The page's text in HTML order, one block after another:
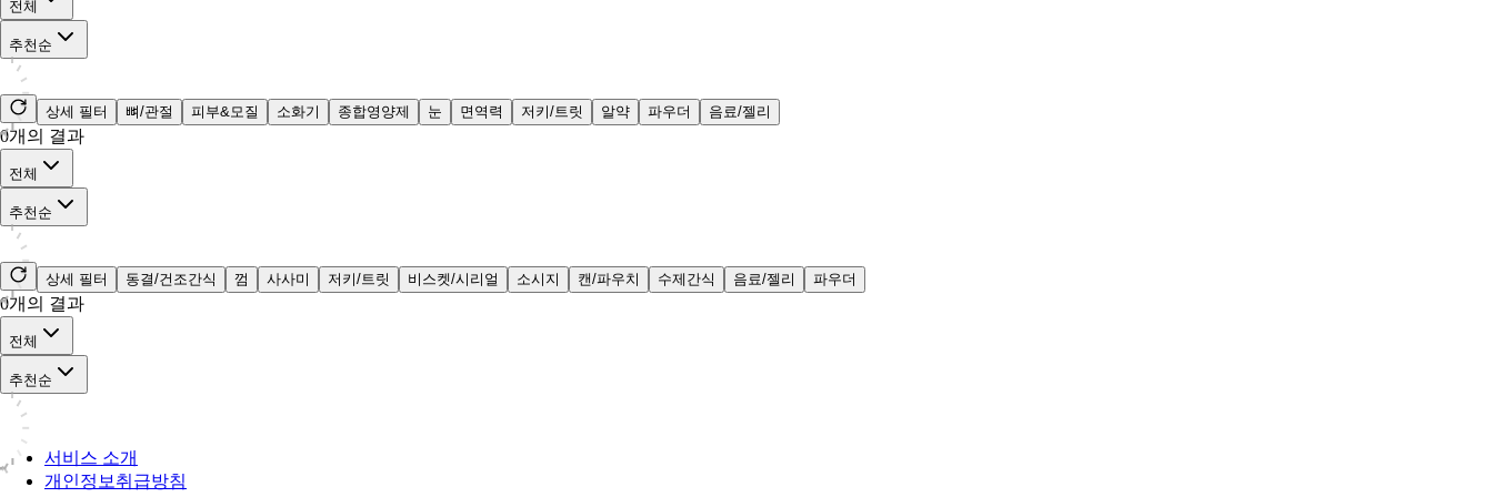
전체
추천순
상세 필터 뼈/관절 피부&모질 소화기 종합영양제 눈 면역력 저키/트릿 알약 파우더 음료/젤리
0개의 결과
전체
추천순
상세 필터 동결/건조간식 껌 사사미 저키/트릿 비스켓/시리얼 소시지 캔/파우치 수제간식 음료/젤리 파우더
0개의 결과
전체
추천순
서비스 소개
개인정보취급방침